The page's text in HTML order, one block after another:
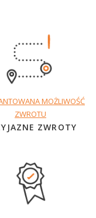
MOŻLIWOŚĆ
ZWROTU
ZWROTY